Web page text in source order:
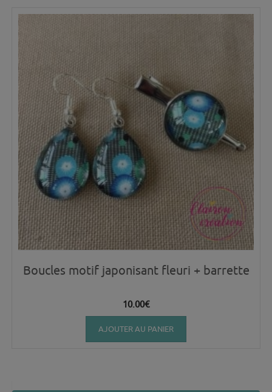
Boucles motif japonisant fleuri + barrette
10.00€
AJOUTER AU PANIER